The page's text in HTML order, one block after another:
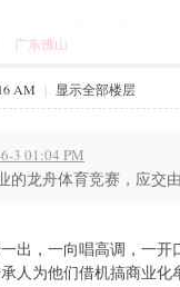
广东佛山
AM | 显示全部楼层
3 01:04 PM
的龙舟体育竞赛，应交
出，一向唱高调，一
人为他们借机搞商业化